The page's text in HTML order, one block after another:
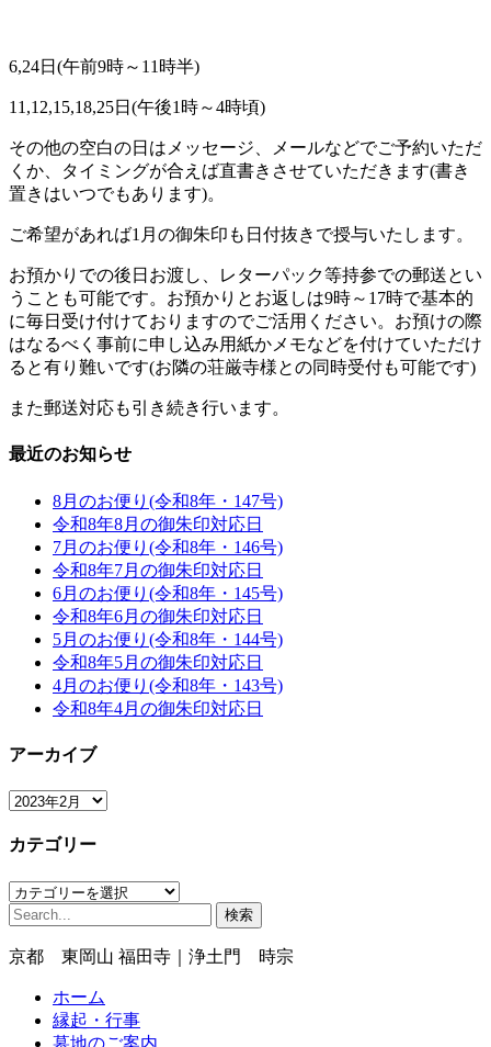
6,24日 (午前9時～ 11 時半)
11,12,15,18,25日 (午後1 時～4時頃)
その他の空白の日はメッセージ、メールなどでご予約いただ
くか、タイミングが合えば直書きさせていただきます(書き
置きはいつでもあります)。
ご希望があれば1 月の御朱印も日付抜きで授与いたします。
お預かりでの後日お渡し、レターパック等持参での郵送とい
うことも可能です。お預かりとお返しは9時～ 17時で基本的
に毎日受け付けておりますのでご活用ください。お預けの際
はなるべく事前に申し込み用紙かメモなどを付けていただけ
ると有り難いです(お隣の荘厳寺様との同時受付も可能です)
また郵送対応も引き続き行います。
最近のお知らせ
8月のお便り(令和8年・147号)
令和8年8月の御朱印対応日
7月のお便り(令和8年・146号)
令和8年7月の御朱印対応日
6月のお便り(令和8年・145号)
令和8年6月の御朱印対応日
5月のお便り(令和8年・144号)
令和8年5月の御朱印対応日
4月のお便り(令和8年・143号)
令和8年4月の御朱印対応日
アーカイブ
ア
カ
ブ
カテゴリー
カ
テ
リ
検
京都 東岡山 福田寺｜浄土門 時宗
ホーム
縁起・行事
墓地のご案内